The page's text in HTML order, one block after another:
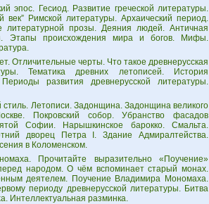
эпос. Гесиод. Развитие греческой литературы.
Римской литературы. Архаический период.
литературной прозы. Деяния людей. Античная
Этапы происхождения мира и богов. Мифы.
Отличительные черты. Что такое древнерусская
Тематика древних летописей. История
развития древнерусской литературы.
Летописи. Задонщина. Задонщина великого
Покровский собор. Убранство фасадов
Софии. Нарышкинское барокко. Смальта.
дворец Петра I. Здание Адмиралтейства.
в Коломенском.
Прочитайте выразительно «Поучение»
народом. О чём вспоминает старый монах.
деятелем. Поучение Владимира Мономаха.
периоду древнерусской литературы. Битва
Интеллектуальная разминка.